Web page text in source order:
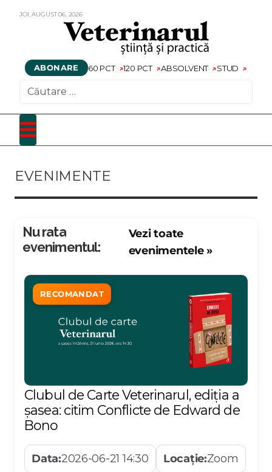
JOI,AUGUST06, 2026
ABONARE 60 PCT 120 PCT ABSOLVENT STUD
EVENIMENTE
Nu rata
evenimentul:
Vezi toate
evenimentele »
RECOMANDAT
Clubul de Carte Veterinarul, ediția a
șasea: citim Conflicte de Edward de
Bono
Data:2026-06-21 14:30 Locație:Zoom